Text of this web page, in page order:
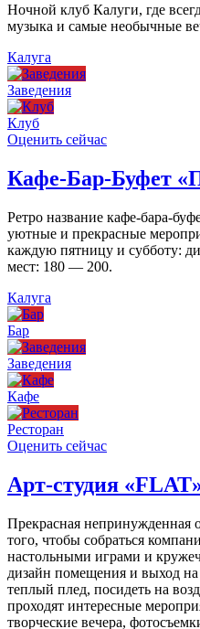
Ночной клуб Калуги, где
музыка и самые необычные
Калуга
Заведения
Клуб
Оценить сейчас
Кафе-Бар-Буфет
Ретро название кафе-бара-
уютные и прекрасные
каждую пятницу и субботу:
мест: 180 — 200.
Калуга
Бар
Заведения
Кафе
Ресторан
Оценить сейчас
Арт-студия
Прекрасная непринужденная
того, чтобы собраться
настольными играми и
дизайн помещения и выход
теплый плед, посидеть на
проходят интересные
творческие вечера,